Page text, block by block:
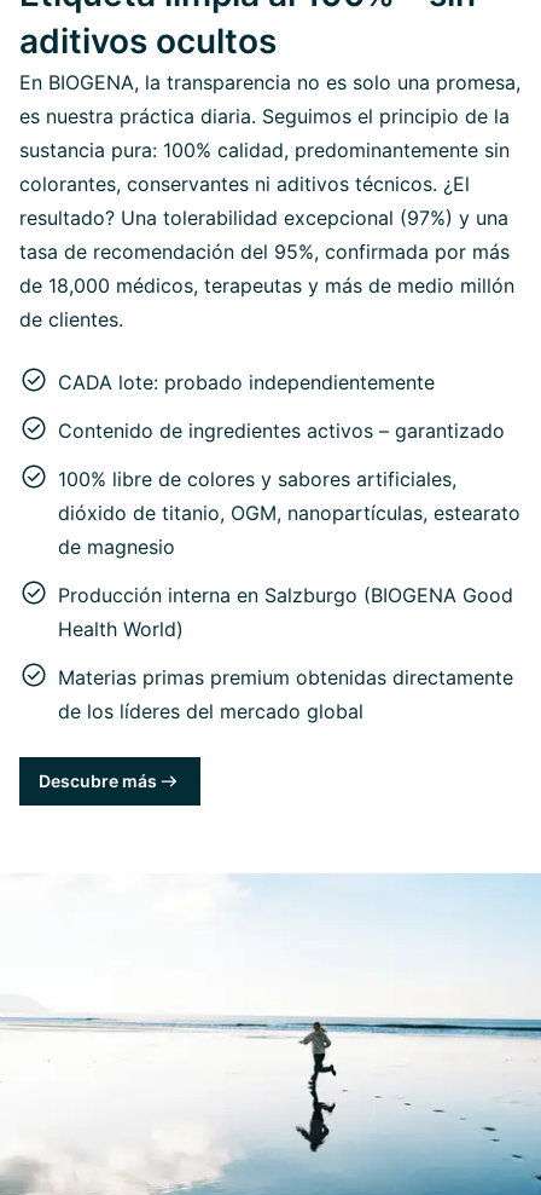
aditivos ocultos
En BIOGENA, la transparencia no es solo una promesa,
es nuestra práctica diaria. Seguimos el principio de la
sustancia pura: 100% calidad, predominantemente sin
colorantes, conservantes ni aditivos técnicos. ¿El
resultado? Una tolerabilidad excepcional (97%) y una
tasa de recomendación del 95%, confirmada por más
de 18,000 médicos, terapeutas y más de medio millón
de clientes.
CADA lote: probado independientemente
Contenido de ingredientes activos – garantizado
100% libre de colores y sabores artificiales,
dióxido de titanio, OGM, nanopartículas, estearato
de magnesio
Producción interna en Salzburgo (BIOGENA Good
Health World)
Materias primas premium obtenidas directamente
de los líderes del mercado global
Descubre más